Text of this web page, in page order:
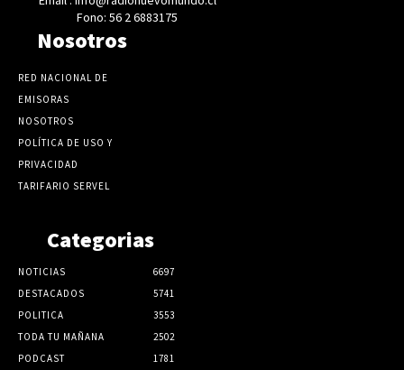
Fono: 56 2 6883175
Nosotros
RED NACIONAL DE
EMISORAS
NOSOTROS
POLÍTICA DE USO Y
PRIVACIDAD
TARIFARIO SERVEL
Categorias
NOTICIAS
6697
DESTACADOS
5741
POLITICA
3553
TODA TU MAÑANA
2502
PODCAST
1781